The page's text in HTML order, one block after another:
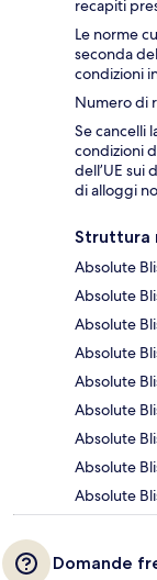
recapiti
Le norme
seconda
condizioni
Numero di
Se cancelli
condizioni
dell’UE sui
di alloggi
Struttura
Absolute
Absolute
Absolute
Absolute
Absolute
Absolute
Absolute
Absolute
Absolute
Domande